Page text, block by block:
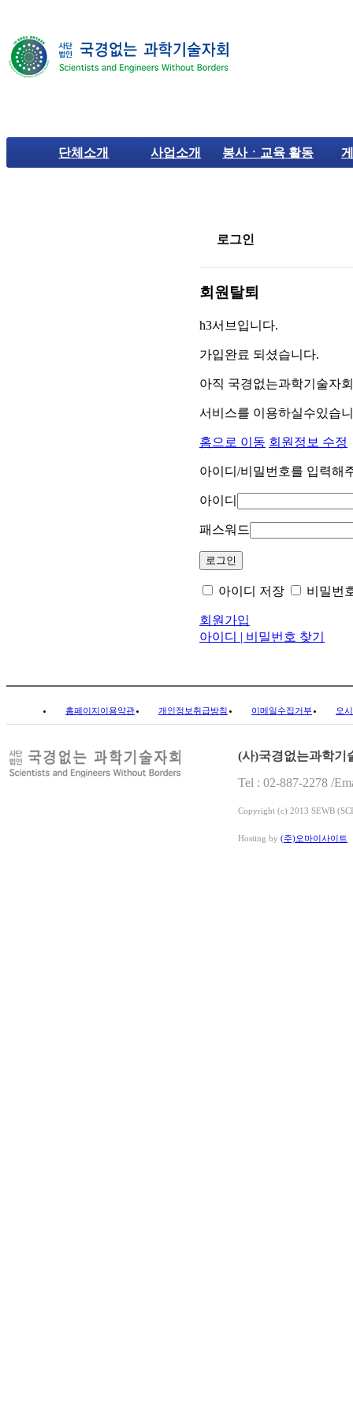
단체소개 사업소개 봉사ㆍ교육 활동
로그인
회원탈퇴
h3서브입니다.
가입완료 되셨습니다.
아직 국경없는과학기술자
서비스를 이용하실수있습
홈으로 이동 회원정보 수정
아이디/비밀번호를 입력해
아이디
패스워드
아이디 저장 비밀번
회원가입
아이디 | 비밀번호 찾기
홈페이지이용약관 개인정보취급방침 이메일수집거부 오
(사)국경없는과학기
Tel : 02-887-2278 /
Copyright (c) 2013 SEWB
Hosting by (주)오마이사이트